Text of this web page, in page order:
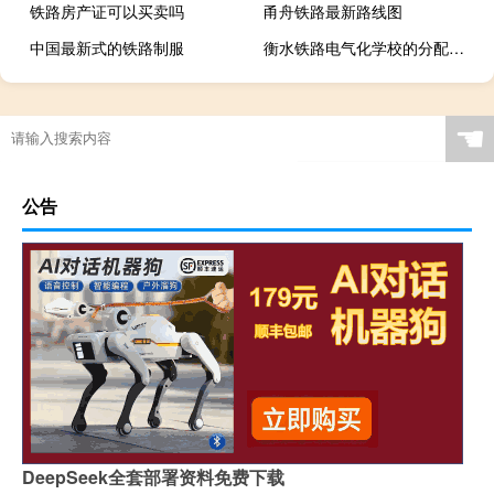
铁路房产证可以买卖吗
甬舟铁路最新路线图
中国最新式的铁路制服
衡水铁路电气化学校的分配怎么样
☚
公告
DeepSeek全套部署资料免费下载